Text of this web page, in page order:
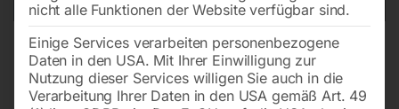
nicht alle Funktionen der Website verfügbar sind.
Einige Services verarbeiten personenbezogene
Daten in den USA. Mit Ihrer Einwilligung zur
Nutzung dieser Services willigen Sie auch in die
Verarbeitung Ihrer Daten in den USA gemäß Art. 49